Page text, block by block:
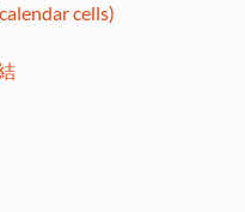
cells)